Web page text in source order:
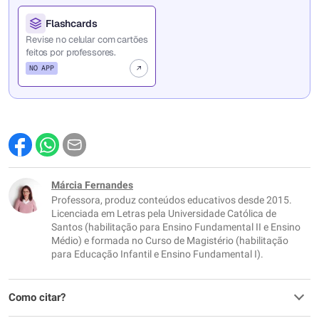
Flashcards
Revise no celular com cartões
feitos por professores.
NO APP
Márcia Fernandes
Professora, produz conteúdos educativos desde 2015.
Licenciada em Letras pela Universidade Católica de
Santos (habilitação para Ensino Fundamental II e Ensino
Médio) e formada no Curso de Magistério (habilitação
para Educação Infantil e Ensino Fundamental I).
Como citar?